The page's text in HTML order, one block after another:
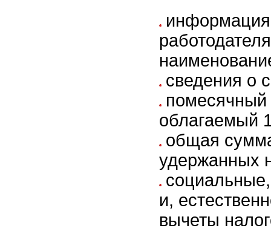
информация
сведения о
помесячный
облагаемый
общая
удержанных
и,
вычеты